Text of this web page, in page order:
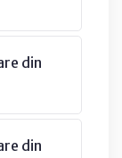
din
din